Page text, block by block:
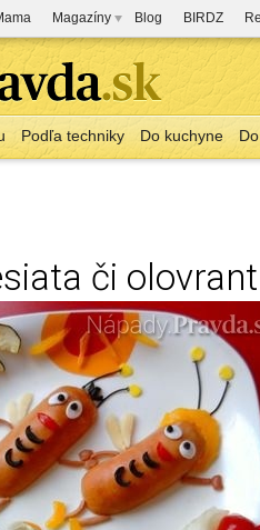
Magazíny Blog BIRDZ
Podľa techniky Do kuchyne
či olovrant